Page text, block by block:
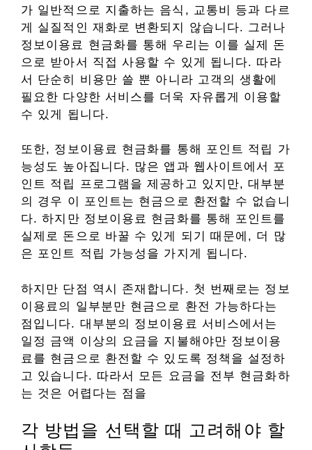
가 일반적으로 지출하는 음식, 교통비 등과 다르
게 실질적인 재화로 변환되지 않습니다. 그러나
정보이용료 현금화를 통해 우리는 이를 실제 돈
으로 받아서 직접 사용할 수 있게 됩니다. 따라
서 단순히 비용만 쓸 뿐 아니라 고객의 생활에
필요한 다양한 서비스를 더욱 자유롭게 이용할
수 있게 됩니다.
또한, 정보이용료 현금화를 통해 포인트 적립 가
능성도 높아집니다. 많은 앱과 웹사이트에서 포
인트 적립 프로그램을 제공하고 있지만, 대부분
의 경우 이 포인트는 현금으로 환전할 수 없습니
다. 하지만 정보이용료 현금화를 통해 포인트를
실제로 돈으로 바꿀 수 있게 되기 때문에, 더 많
은 포인트 적립 가능성을 가지게 됩니다.
하지만 단점 역시 존재합니다. 첫 번째로는 정보
이용료의 일부분만 현금으로 환전 가능하다는
점입니다. 대부분의 정보이용료 서비스에서는
일정 금액 이상의 요금을 지불해야만 정보이용
료를 현금으로 환전할 수 있도록 정책을 설정하
고 있습니다. 따라서 모든 요금을 전부 현금화하
는 것은 어렵다는 점을
각 방법을 선택할 때 고려해야 할